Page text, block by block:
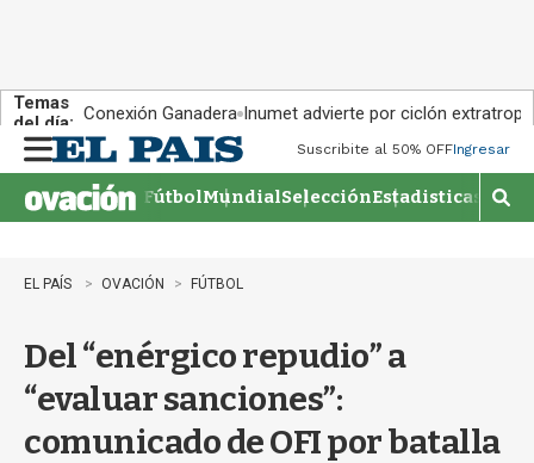
Temas
del día: Conexión Ganadera Inumet advierte por ciclón
n
u
Suscribite al 50% OFFIngresar
FútbolMundialSelecciónEstadisticas
M
o
q
EL PAÍS OVACIÓN FÚTBOL
Del “enérgico repudio” a
“evaluar sanciones”:
comunicado de OFI por batalla